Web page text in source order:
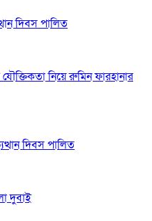
দিবস পালিত
যৌক্তিকতা নিয়ে রুমিন ফারহানার
দিবস পালিত
দুবাই